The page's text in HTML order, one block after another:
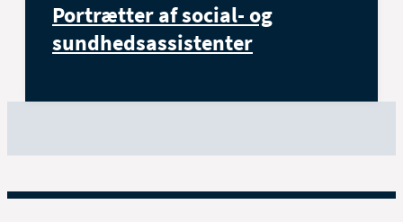
Portrætter af social- og
sundhedsassistenter